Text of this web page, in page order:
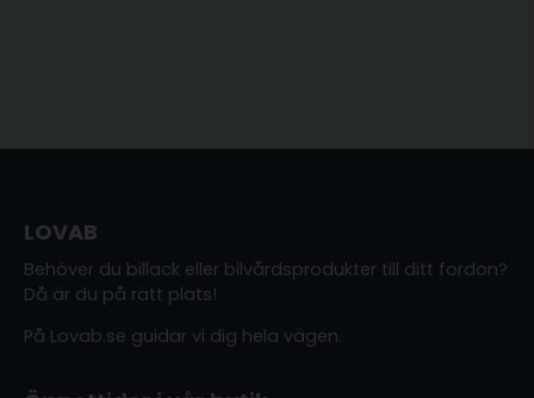
LOVAB
Behöver du billack eller bilvårdsprodukter till ditt fordon?
Då är du på rätt plats!
På Lovab.se guidar vi dig hela vägen.